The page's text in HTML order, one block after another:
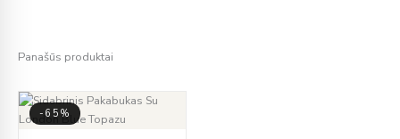
Panašūs produktai
-65%